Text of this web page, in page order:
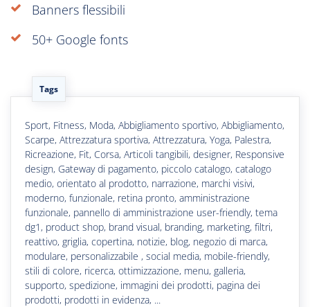
Banners flessibili
50+ Google fonts
Tags
Sport, Fitness, Moda, Abbigliamento sportivo, Abbigliamento,
Scarpe, Attrezzatura sportiva, Attrezzatura, Yoga, Palestra,
Ricreazione, Fit, Corsa, Articoli tangibili, designer, Responsive
design, Gateway di pagamento, piccolo catalogo, catalogo
medio, orientato al prodotto, narrazione, marchi visivi,
moderno, funzionale, retina pronto, amministrazione
funzionale, pannello di amministrazione user-friendly, tema
dg1, product shop, brand visual, branding, marketing, filtri,
reattivo, griglia, copertina, notizie, blog, negozio di marca,
modulare, personalizzabile , social media, mobile-friendly,
stili di colore, ricerca, ottimizzazione, menu, galleria,
supporto, spedizione, immagini dei prodotti, pagina dei
prodotti, prodotti in evidenza, ...